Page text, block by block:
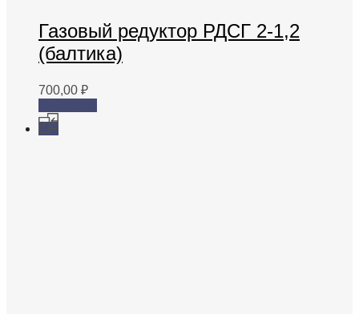
Газовый редуктор РДСГ 2-1,2
(балтика)
700,00 ₽